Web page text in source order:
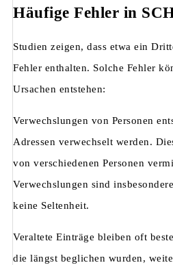
Häufige Fehler in
Studien zeigen, dass etwa ein
Fehler enthalten. Solche Fehler
Ursachen entstehen:
Verwechslungen von Personen
Adressen verwechselt werden.
von verschiedenen Personen
Verwechslungen sind
keine Seltenheit.
Veraltete Einträge bleiben oft
die längst beglichen wurden,